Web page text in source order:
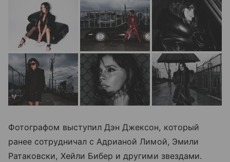
Фотографом выступил Дэн Джексон, который
ранее сотрудничал с Адрианой Лимой, Эмили
Ратаковски, Хейли Бибер и другими звездами.